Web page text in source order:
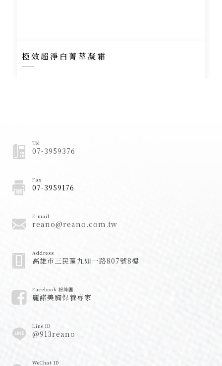
極效超淨白菁萃凝霜
Tel
07-3959376
Fax
07-3959176
E-mail
reano@reano.com.tw
Address
高雄市三民區九如一路807號8樓
Facebook 粉絲團
麗諾美胸保養專家
Line ID
@913reano
WeChat ID